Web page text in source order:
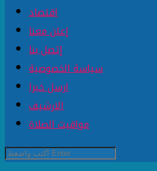
اقتصاد
إعلن معنا
إتصل بنا
سياسة الخصوصية
ارسل خبرا
الارشيف
مواقيت الصلاة